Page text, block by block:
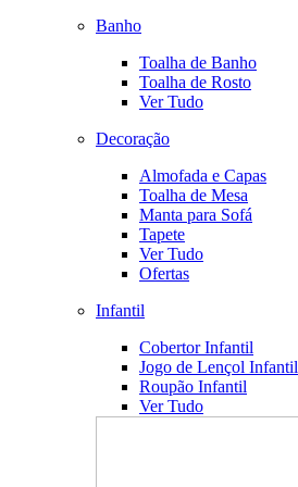
Banho
Toalha de Banho
Toalha de Rosto
Ver Tudo
Decoração
Almofada e Capas
Toalha de Mesa
Manta para Sofá
Tapete
Ver Tudo
Ofertas
Infantil
Cobertor Infantil
Jogo de Lençol Infantil
Roupão Infantil
Ver Tudo